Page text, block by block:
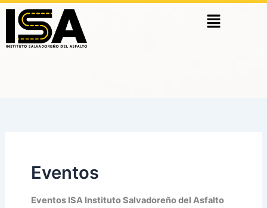
Skip
content
Menu
Eventos
Eventos ISA Instituto Salvadoreño del Asfalto